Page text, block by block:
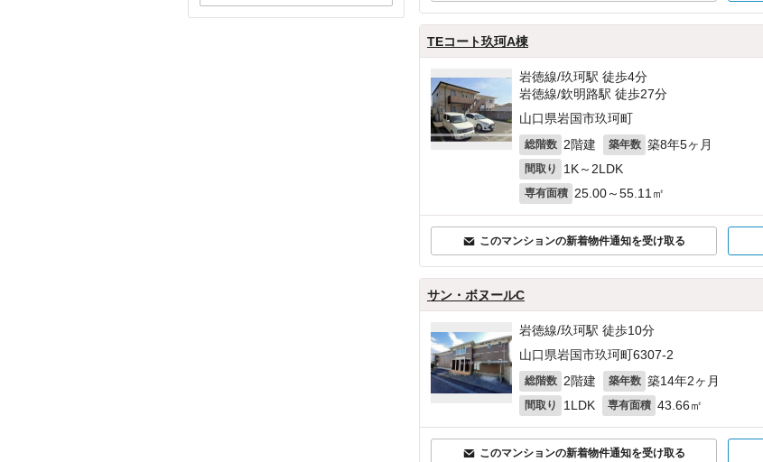
TEコート玖珂A棟
岩徳線/玖珂駅 徒歩4分
岩徳線/欽明路駅 徒歩27分
山口県岩国市玖珂町
総階数 2階建 築年数 築8年5ヶ月
間取り 1K～2LDK
専有面積 25.00～55.11㎡
このマンションの新着物件通知を受け取る
サン・ボヌールC
岩徳線/玖珂駅 徒歩10分
山口県岩国市玖珂町6307‐2
総階数 2階建 築年数 築14年2ヶ月
間取り 1LDK 専有面積 43.66㎡
このマンションの新着物件通知を受け取る